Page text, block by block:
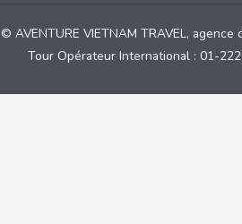
© AVENTURE VIETNAM TRAVEL,
Tour Opérateur International : 01-